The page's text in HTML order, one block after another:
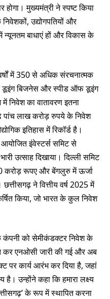
मुख्यमंत्री ने स्पष्ट किया
उद्योगपतियों और
न्यूनतम बाधाएं हों और विकास के
में 350 से अधिक संरचनात्मक
डूइंग बिजनेस और स्पीड ऑफ डूइंग
निवेश का वातावरण इतना
पांच लाख करोड़ रुपये के निवेश
इतिहास में रिकॉर्ड है।
इंवेस्टर्स समिट से
उत्साह दिखाया। दिल्ली समिट
करोड़ रूपए और बेंगलुरु में ऊर्जा
ने वित्तीय वर्ष 2025 में
किया, जो भारत के कुल निवेश
कंपनी को सेमीकंडक्टर निवेश के
कर एनओसी जारी की गई और अब
पर कार्य आरंभ कर दिया है, जहां
है। उन्होंने कहा कि हमारा लक्ष्य
के रूप में स्थापित करना